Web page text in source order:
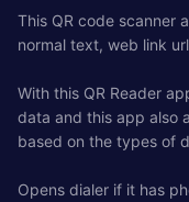
This QR code scanner
normal text, web link
With this QR Reader
data and this app also
based on the types of
Opens dialer if it has